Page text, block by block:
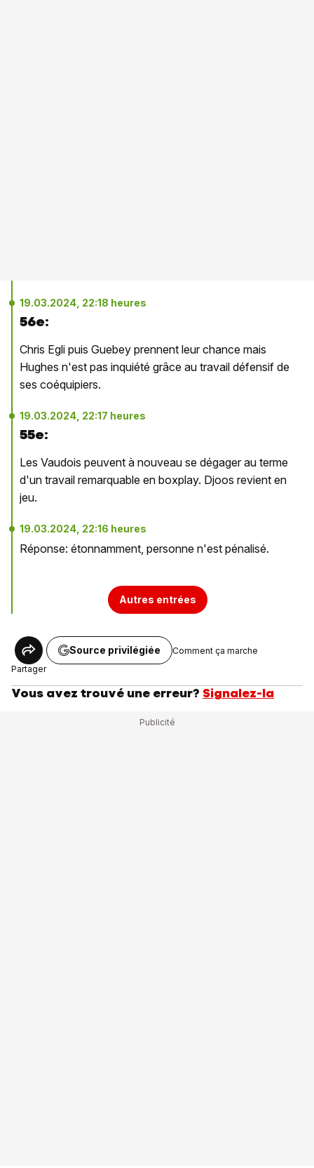
19.03.2024, 22:18 heures
56e:
Chris Egli puis Guebey prennent leur chance mais
Hughes n'est pas inquiété grâce au travail défensif de
ses coéquipiers.
19.03.2024, 22:17 heures
55e:
Les Vaudois peuvent à nouveau se dégager au terme
d'un travail remarquable en boxplay. Djoos revient en
jeu.
19.03.2024, 22:16 heures
Réponse: étonnamment, personne n'est pénalisé.
Autres entrées
Partager
Source privilégiée Comment ça marche
Vous avez trouvé une erreur? Signalez-la